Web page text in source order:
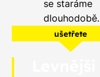
se staráme
dlouhodobě.
ušetřete